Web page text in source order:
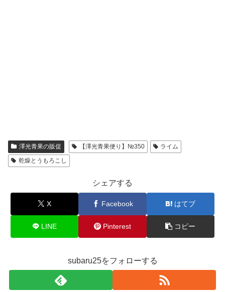
澤光青果の販促 【澤光青果便り】№350
ライム
乾燥とうもろこし
シェアする
X Facebook はてブ
LINE Pinterest コピー
subaru25をフォローする